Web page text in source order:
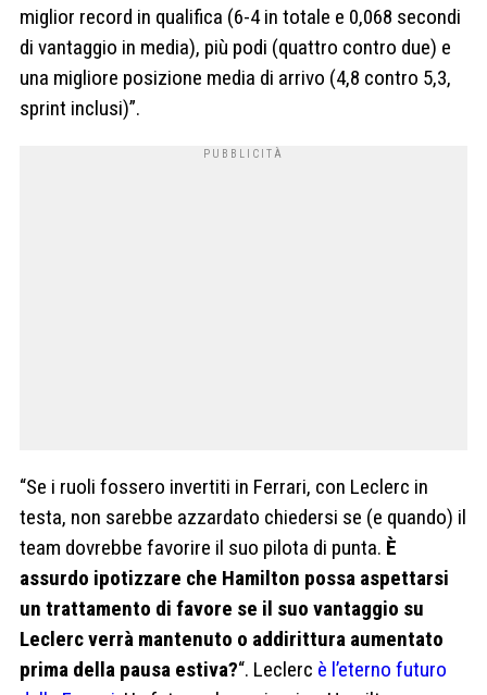
miglior record in qualifica (6-4 in totale e 0,068 secondi
di vantaggio in media), più podi (quattro contro due) e
una migliore posizione media di arrivo (4,8 contro 5,3,
sprint inclusi)”.
“Se i ruoli fossero invertiti in Ferrari, con Leclerc in
testa, non sarebbe azzardato chiedersi se (e quando) il
team dovrebbe favorire il suo pilota di punta. È
assurdo ipotizzare che Hamilton possa aspettarsi
un trattamento di favore se il suo vantaggio su
Leclerc verrà mantenuto o addirittura aumentato
prima della pausa estiva?“. Leclerc è l’eterno futuro